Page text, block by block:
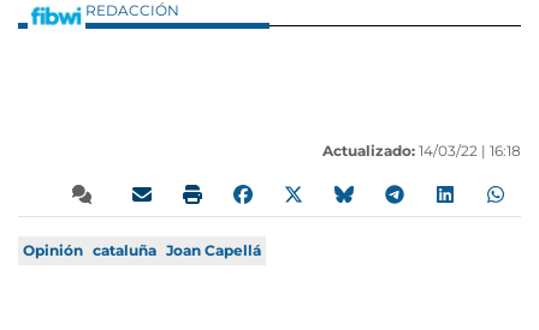
REDACCIÓN
Actualizado: 14/03/22 | 16:18
Opinión cataluña Joan Capellá